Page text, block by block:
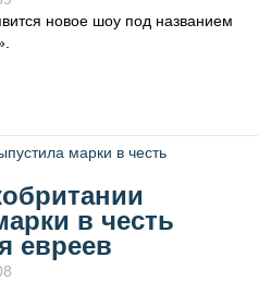
новое шоу под названием
в честь
евреев